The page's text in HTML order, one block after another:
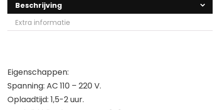
Beschrijving
Extra informatie
Eigenschappen:
Spanning: AC 110 – 220 V.
Oplaadtijd: 1,5-2 uur.